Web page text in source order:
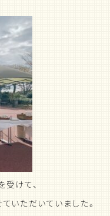
受けて、
いただいていました。